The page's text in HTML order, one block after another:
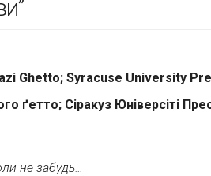
Ghetto; Syracuse University
ґетто; Сіракуз Юніверсіті
не забудь…